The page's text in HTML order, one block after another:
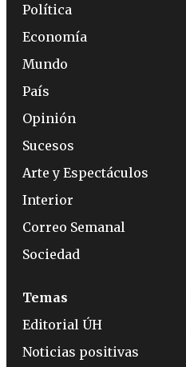
Política
Economía
Mundo
País
Opinión
Sucesos
Arte y Espectáculos
Interior
Correo Semanal
Sociedad
Temas
Editorial ÚH
Noticias positivas